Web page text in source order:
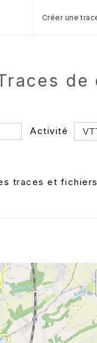
Créer une
de
Activité
traces et